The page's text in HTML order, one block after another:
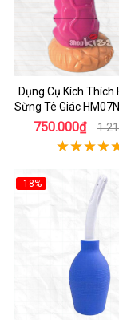
Dụng Cụ Kích Thích
Sừng Tê Giác HM07N
Hiệu Quả
750.000₫
-18%